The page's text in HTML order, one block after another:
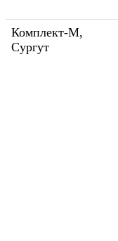
Комплект-М,
Сургут